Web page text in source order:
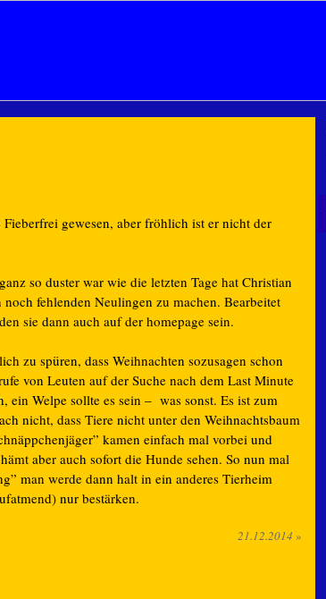
gewesen, aber fröhlich ist er nicht der
so duster war wie die letzten Tage hat Christian
fehlenden Neulingen zu machen. Bearbeitet
sie dann auch auf der homepage sein.
zu spüren, dass Weihnachten sozusagen schon
von Leuten auf der Suche nach dem Last Minute
ein Welpe sollte es sein – was sonst. Es ist zum
nicht, dass Tiere nicht unter den Weihnachtsbaum
kamen einfach mal vorbei und
aber auch sofort die Hunde sehen. So nun mal
man werde dann halt in ein anderes Tierheim
nur bestärken.
21.12.2014 »